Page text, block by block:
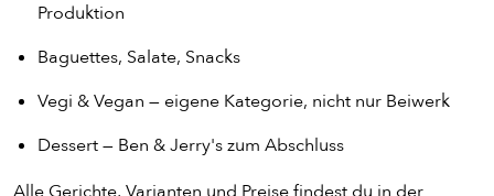
Produktion
Baguettes, Salate, Snacks
Vegi & Vegan — eigene Kategorie, nicht nur Beiwerk
Dessert — Ben & Jerry's zum Abschluss